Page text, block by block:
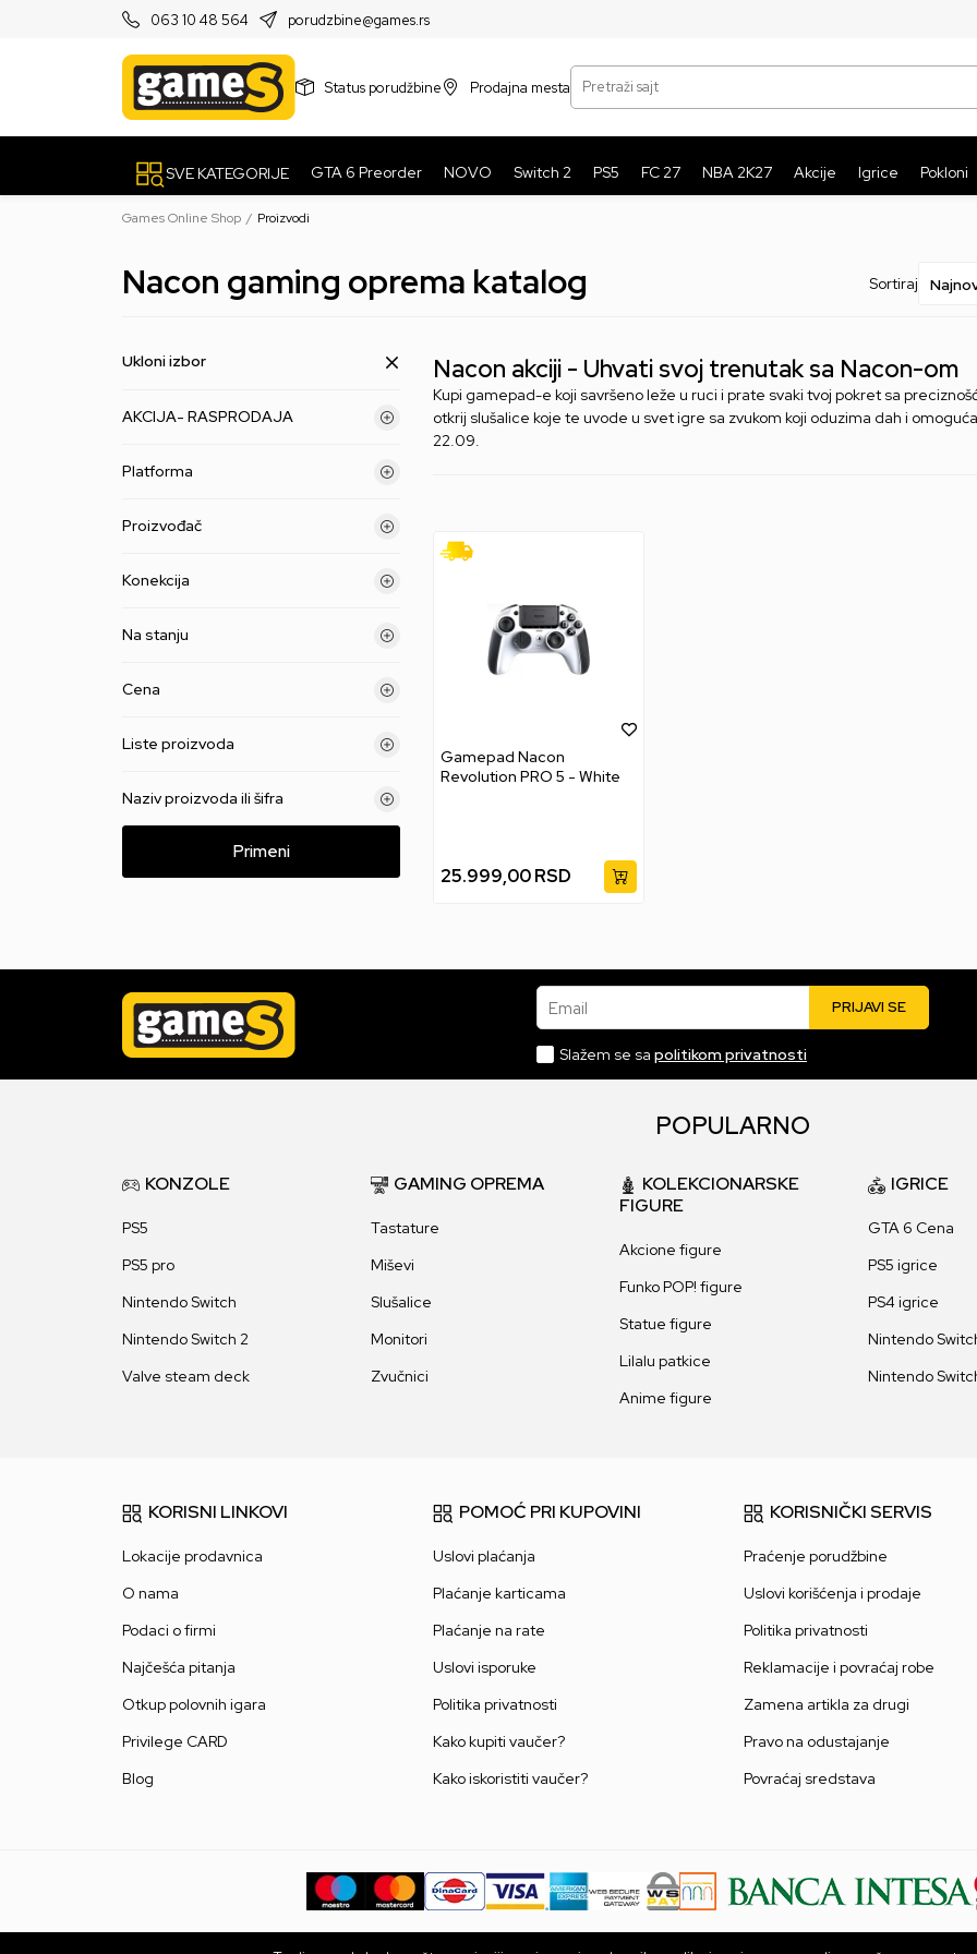
063 10 48 564 porudzbine@games.rs
PRODAVNICE
Status porudžbine Prodajna mesta
Pretraži sajt
SVE KATEGORIJE GTA 6 Preorder NOVO Switch 2 PS5 FC 27 NBA 2K27 Akcije Igrice Pokloni
Games Online Shop Proizvodi
Nacon gaming oprema katalog Sortiraj
Ukloni izbor
AKCIJA- RASPRODAJA
Platforma
Proizvođač
Konekcija
Na stanju
Cena
Liste proizvoda
Naziv proizvoda ili šifra
Primeni
Nacon akciji - Uhvati svoj trenutak sa Nacon-om
Kupi gamepad-e koji savršeno leže u ruci i prate svaki tvoj pokret sa
otkrij slušalice koje te uvode u svet igre sa zvukom koji oduzima dah i
22.09.
Gamepad Nacon
Revolution PRO 5 - White
25.999,00RSD
Email PRIJAVI SE
Slažem se sa politikom privatnosti
POPULARNO
KONZOLE
PS5
PS5 pro
Nintendo Switch
Nintendo Switch 2
Valve steam deck
GAMING OPREMA
Tastature
Miševi
Slušalice
Monitori
Zvučnici
KOLEKCIONARSKE
FIGURE
Akcione figure
Funko POP! figure
Statue figure
Lilalu patkice
Anime figure
IGRICE
GTA 6 Cena
PS5 igrice
PS4 igrice
Nintendo
Nintendo
KORISNI LINKOVI
Lokacije prodavnica
O nama
Podaci o firmi
Najčešća pitanja
Otkup polovnih igara
Privilege CARD
Blog
POMOĆ PRI KUPOVINI
Uslovi plaćanja
Plaćanje karticama
Plaćanje na rate
Uslovi isporuke
Politika privatnosti
Kako kupiti vaučer?
Kako iskoristiti vaučer?
KORISNIČKI SERVIS
Praćenje porudžbine
Uslovi korišćenja i prodaje
Politika privatnosti
Reklamacije i povraćaj robe
Zamena artikla za drugi
Pravo na odustajanje
Povraćaj sredstava